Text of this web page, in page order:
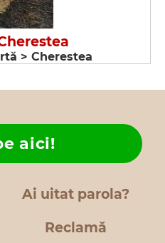
> Cherestea
Ai uitat parola?
aici!
Reclamă